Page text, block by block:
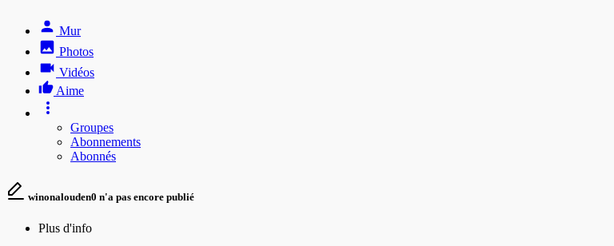
Mur
Photos
Vidéos
Aime
Groupes
Abonnements
Abonnés
winonalouden0 n'a pas encore publié
Plus d'info